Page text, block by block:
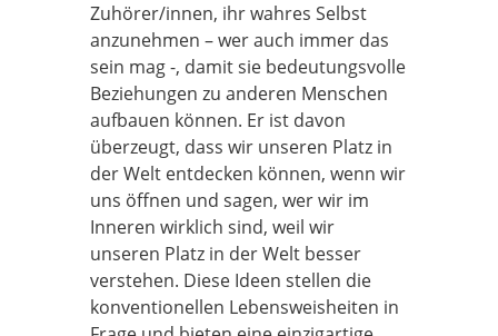
Zuhörer/innen, ihr wahres Selbst
anzunehmen – wer auch immer das
sein mag -, damit sie bedeutungsvolle
Beziehungen zu anderen Menschen
aufbauen können. Er ist davon
überzeugt, dass wir unseren Platz in
der Welt entdecken können, wenn wir
uns öffnen und sagen, wer wir im
Inneren wirklich sind, weil wir
unseren Platz in der Welt besser
verstehen. Diese Ideen stellen die
konventionellen Lebensweisheiten in